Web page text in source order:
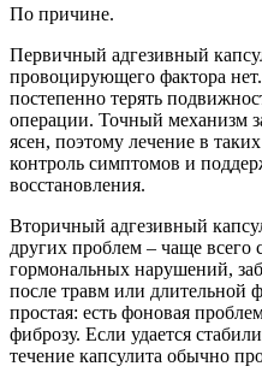
По причине.
Первичный адгезивный
провоцирующего фактора
постепенно терять
операции. Точный механизм
ясен, поэтому лечение в
контроль симптомов и
восстановления.
Вторичный адгезивный
других проблем – чаще всего
гормональных нарушений,
после травм или длительной
простая: есть фоновая
фиброзу. Если удается
течение капсулита обычно